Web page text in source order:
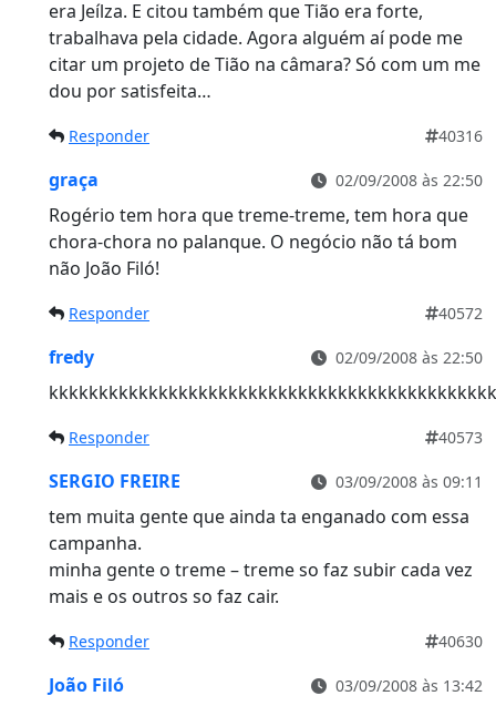
era Jeílza. E citou também que Tião era forte,
trabalhava pela cidade. Agora alguém aí pode me
citar um projeto de Tião na câmara? Só com um me
dou por satisfeita…
Responder 40316
graça 02/09/2008 às 22:50
Rogério tem hora que treme-treme, tem hora que
chora-chora no palanque. O negócio não tá bom
não João Filó!
Responder 40572
fredy 02/09/2008 às 22:50
Responder 40573
SERGIO FREIRE 03/09/2008 às 09:11
tem muita gente que ainda ta enganado com essa
campanha.
minha gente o treme – treme so faz subir cada vez
mais e os outros so faz cair.
Responder 40630
João Filó 03/09/2008 às 13:42